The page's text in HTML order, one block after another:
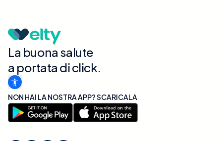
La buona salute
a portata di click.
NON HAI LA NOSTRA APP? SCARICALA